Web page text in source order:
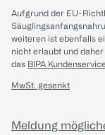
Aufgrund der EU-
weiteren ist ebenfalls
nicht erlaubt und
das BIPA
MwSt. gesenkt
Meldung